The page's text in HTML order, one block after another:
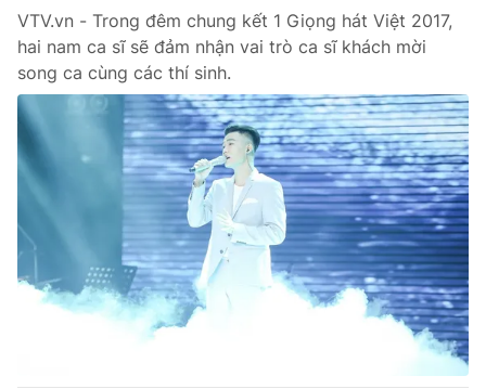
Hậu trường
Nhân vật
Khán giả
Giải sao mai
Điện ảnh
Âm nhạc
Sao
Đời sống
Du lịch
Làm đẹp
Chất lượng cuộc sống
Giáo dục
Tuyển sinh
Công nghệ
Hitech Công nghệ tương lai
Sản phẩm
Thị trường
Giao lưu trực tuyến
Lịch phát sóng
VTV.vn - Trong đêm chung kết 1 Giọng hát Việt 2017,
hai nam ca sĩ sẽ đảm nhận vai trò ca sĩ khách mời
song ca cùng các thí sinh.